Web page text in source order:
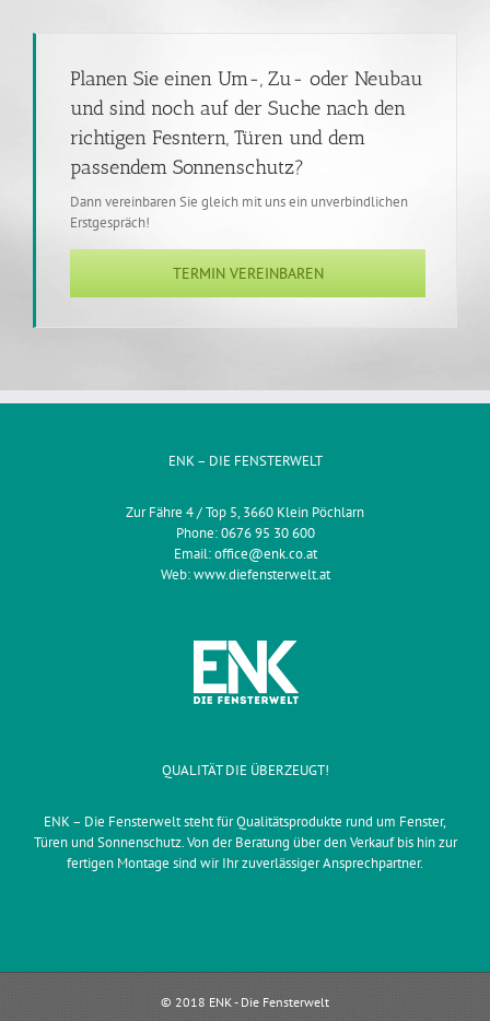
Planen Sie einen Um-, Zu- oder Neubau
und sind noch auf der Suche nach den
richtigen Fesntern, Türen und dem
passendem Sonnenschutz?
Dann vereinbaren Sie gleich mit uns ein unverbindlichen
Erstgespräch!
TERMIN VEREINBAREN
ENK – DIE FENSTERWELT
Zur Fähre 4 / Top 5, 3660 Klein Pöchlarn
Phone:0676 95 30 600
Email:office@enk.co.at
Web:www.diefensterwelt.at
QUALITÄT DIE ÜBERZEUGT!
ENK – Die Fensterwelt steht für Qualitätsprodukte rund um Fenster,
Türen und Sonnenschutz. Von der Beratung über den Verkauf bis hin zur
fertigen Montage sind wir Ihr zuverlässiger Ansprechpartner.
© 2018 ENK - Die Fensterwelt